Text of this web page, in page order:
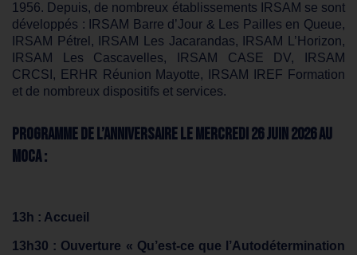
1956. Depuis, de nombreux établissements IRSAM se sont
développés : IRSAM Barre d’Jour & Les Pailles en Queue,
IRSAM Pétrel, IRSAM Les Jacarandas, IRSAM L’Horizon,
IRSAM Les Cascavelles, IRSAM CASE DV, IRSAM
CRCSI, ERHR Réunion Mayotte, IRSAM IREF Formation
et de nombreux dispositifs et services.
Programme de l’anniversaire le mercredi 26 juin 2026 au
MOCA :
13h : Accueil
13h30 : Ouverture « Qu’est-ce que l’Autodétermination